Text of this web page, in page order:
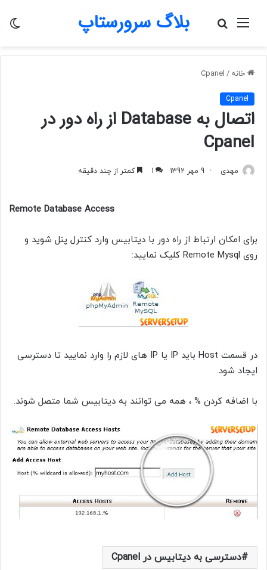
بلاگ سرورستاپ منو
جستجو
خانه /
Cpanel
Cpanel
اتصال به Database از راه دور در
Cpanel
مهدی 9 مهر 1392 1 کمتر از چند دقیقه
Remote Database Access
برای امکان ارتباط از راه دور با دیتابیس وارد کنترل پنل شوید و
روی Remote Mysql کلیک نمایید:
در قسمت Host باید IP یا IP های لازم را وارد نمایید تا دسترسی
ایجاد شود.
با اضافه کردن % ، همه می توانند به دیتابیس شما متصل شوند.
دسترسی به دیتابیس در Cpanel